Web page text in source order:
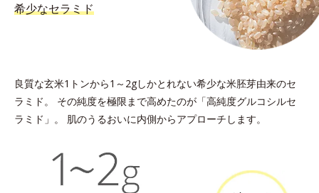
希少なセラミド
良質な玄米1トンから1～2gしかとれない希少な米胚芽由来のセ
ラミド。
その純度を極限まで高めたのが「高純度グルコシルセ
ラミド」。
肌のうるおいに内側からアプローチします。